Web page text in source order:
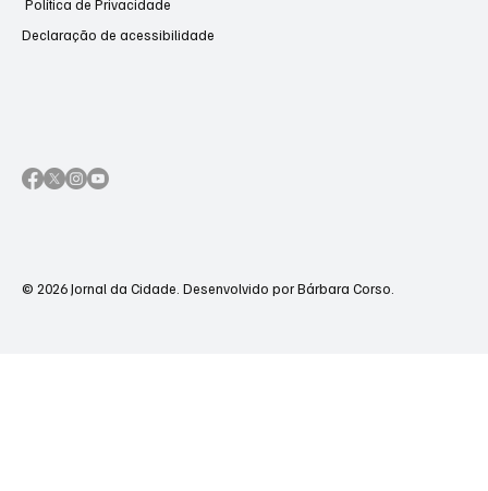
Política de Privacidade
Declaração de acessibilidade
© 2026 Jornal da Cidade. Desenvolvido por Bárbara Corso.